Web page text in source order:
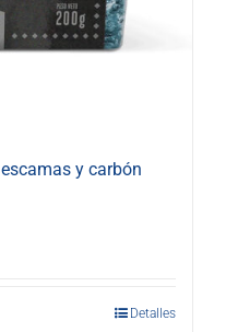
y carbón
Detalles